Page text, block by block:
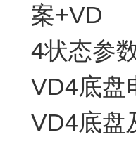
案+VD
4状态参
VD4底盘
VD4底盘